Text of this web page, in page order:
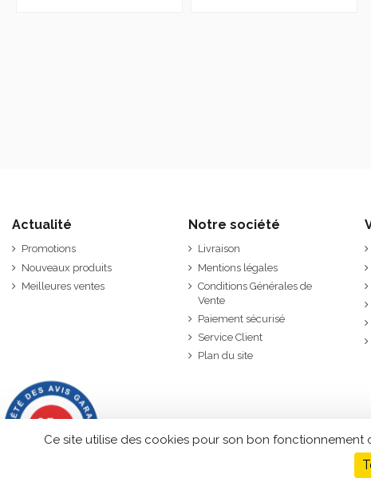
Actualité
Promotions
Nouveaux produits
Meilleures ventes
Notre société
Livraison
Mentions légales
Conditions Générales de
Vente
Paiement sécurisé
Service Client
Plan du site
9.7
2846 avis
Ce site utilise des cookies pour son bon